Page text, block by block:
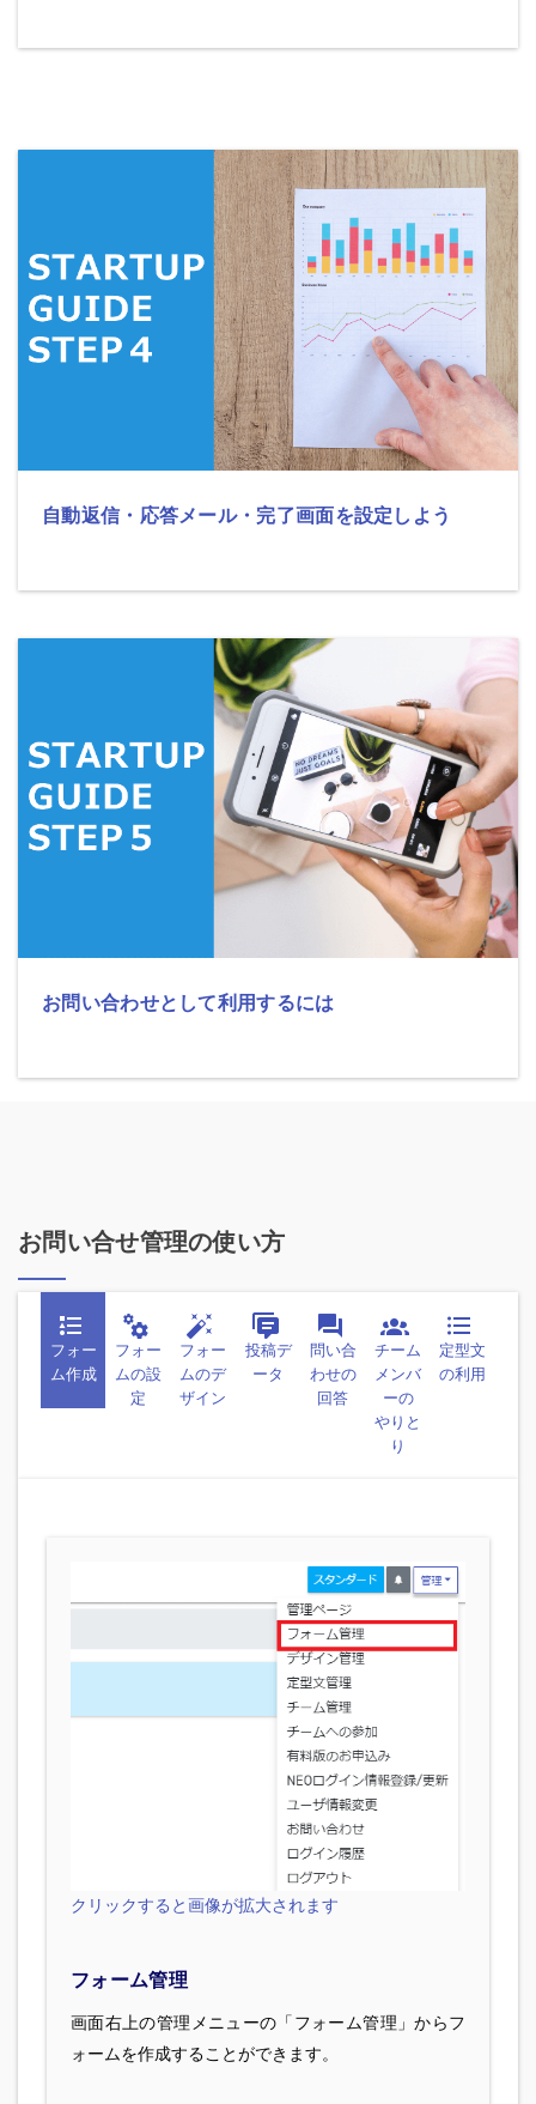
自動返信・応答メール・完了画面を設定しよう
お問い合わせとして利用するには
お問い合せ管理の使い方
フォー
ム作成
フォー
ムの設
定
フォー
ムのデ
ザイン
投稿デ
ータ
問い合
わせの
回答
チーム
メンバ
ーの
やりと
り
定型文
の利用
クリックすると画像が拡大されます
フォーム管理
画面右上の管理メニューの「フォーム管理」からフ
ォームを作成することができます。